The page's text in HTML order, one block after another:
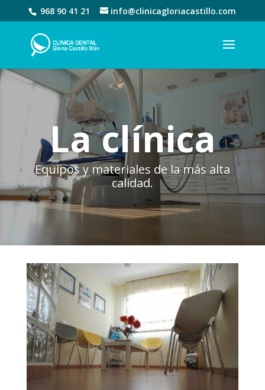
968 90 41 21 info@clinicagloriacastillo.com
La clínica
Equipos y materiales de la más alta
calidad.